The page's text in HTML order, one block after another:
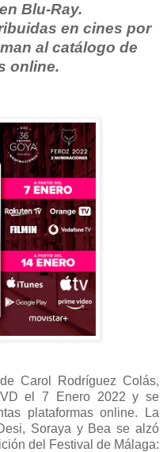
Blu-Ray.
en cines por
al catálogo de
online.
Carol Rodríguez Colás,
el 7 Enero 2022 y se
plataformas online. La
Soraya y Bea se alzó
del Festival de Málaga: